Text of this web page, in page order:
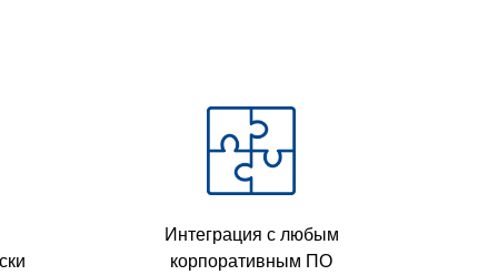
Интеграция с любым
корпоративным ПО